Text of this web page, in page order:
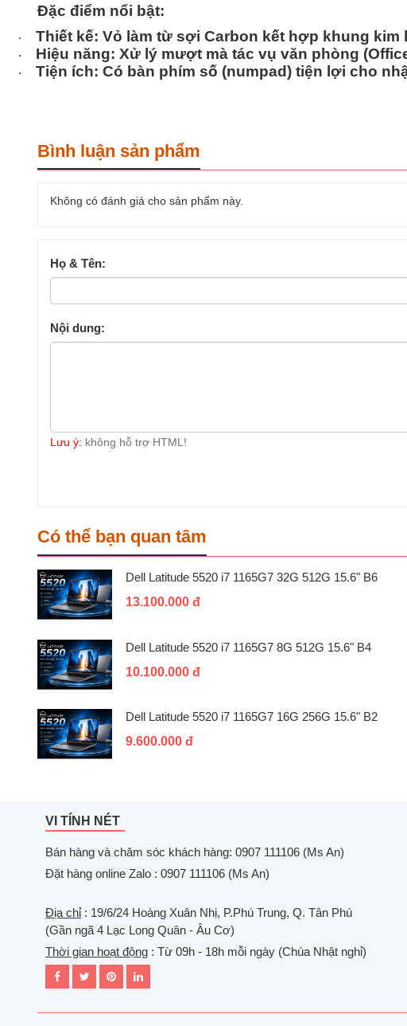
Đặc điểm nổi bật:
· Thiết kế: Vỏ làm từ sợi Carbon kết hợp khung kim
· Hiệu năng: Xử lý mượt mà tác vụ văn phòng
· Tiện ích: Có bàn phím số (numpad) tiện lợi cho
Bình luận sản phẩm
Không có đánh giá cho sản phẩm này.
Họ & Tên:
Nội dung:
Lưu ý: không hỗ trợ HTML!
Có thể bạn quan tâm
Dell Latitude 5520 i7 1165G7 32G 512G 15.6" B6
13.100.000 đ
Dell Latitude 5520 i7 1165G7 8G 512G 15.6" B4
10.100.000 đ
Dell Latitude 5520 i7 1165G7 16G 256G 15.6" B2
9.600.000 đ
VI TÍNH NÉT
Bán hàng và chăm sóc khách hàng: 0907 111106 (Ms An)
Đặt hàng online Zalo : 0907 111106 (Ms An)
Địa chỉ: 19/6/24 Hoàng Xuân Nhị, P.Phú Trung, Q. Tân Phú
(Gần ngã 4 Lạc Long Quân - Âu Cơ)
Thời gian hoạt động : Từ 09h - 18h mỗi ngày (Chúa Nhật nghỉ)